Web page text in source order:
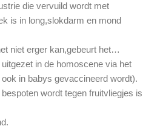
die vervuild wordt met
is in long,slokdarm en mond
niet erger kan,gebeurt het…
in de homoscene via het
in babys gevaccineerd wordt).
wordt tegen fruitvliegjes is